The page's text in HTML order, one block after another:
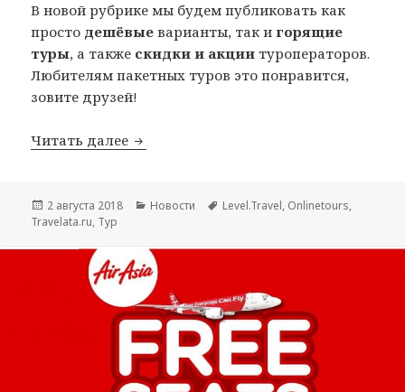
В новой рубрике мы будем публиковать как
просто дешёвые варианты, так игорящие
туры, а также скидки и акции туроператоров.
Любителям пакетных туров это понравится,
зовите друзей!
Читать далее Пакетные туры — ура!
Опубликовано
2 августа 2018 Рубрики
Новости Метки
Level.Travel, Onlinetours,
Travelata.ru, Тур